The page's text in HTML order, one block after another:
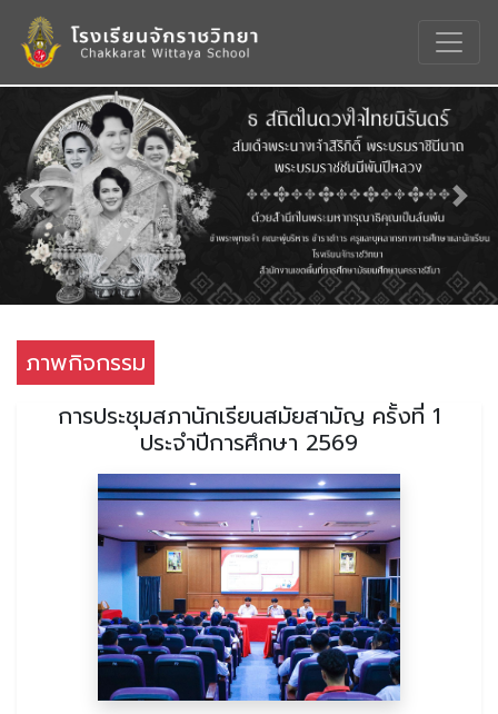
Previous Next
ภาพกิจกรรม
การประชุมสภานักเรียนสมัยสามัญ ครั้งที่ 1
ประจำปีการศึกษา 2569